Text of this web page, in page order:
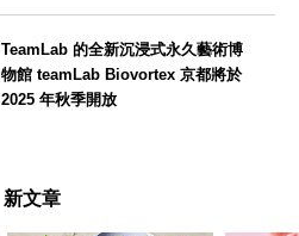
TeamLab 的全新沉浸式永久藝術博
物館 teamLab Biovortex 京都將於
2025 年秋季開放
新文章